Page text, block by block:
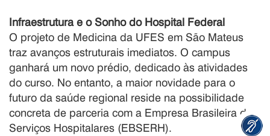
Infraestrutura e o Sonho do Hospital Federal
O projeto de Medicina da UFES em São Mateus
traz avanços estruturais imediatos. O campus
ganhará um novo prédio, dedicado às atividades
do curso. No entanto, a maior novidade para o
futuro da saúde regional reside na possibilidade
concreta de parceria com a Empresa Brasileira de
Serviços Hospitalares (EBSERH).